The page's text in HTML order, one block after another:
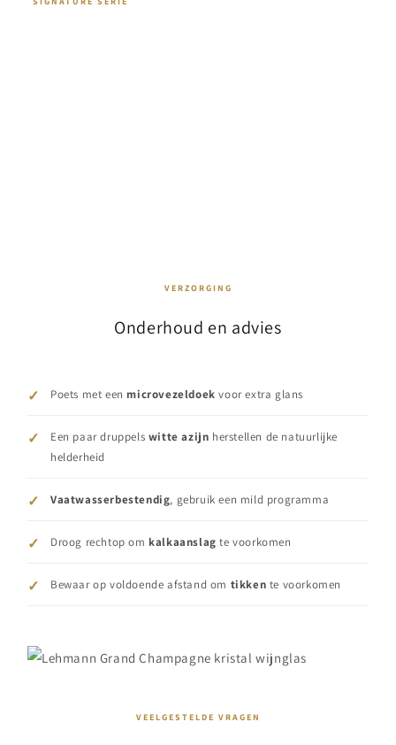
VERZORGING
Onderhoud en advies
Poets met een microvezeldoek voor extra glans
Een paar druppels witte azijn herstellen de natuurlijke
helderheid
Vaatwasserbestendig, gebruik een mild programma
Droog rechtop om kalkaanslag te voorkomen
Bewaar op voldoende afstand om tikken te voorkomen
VEELGESTELDE VRAGEN